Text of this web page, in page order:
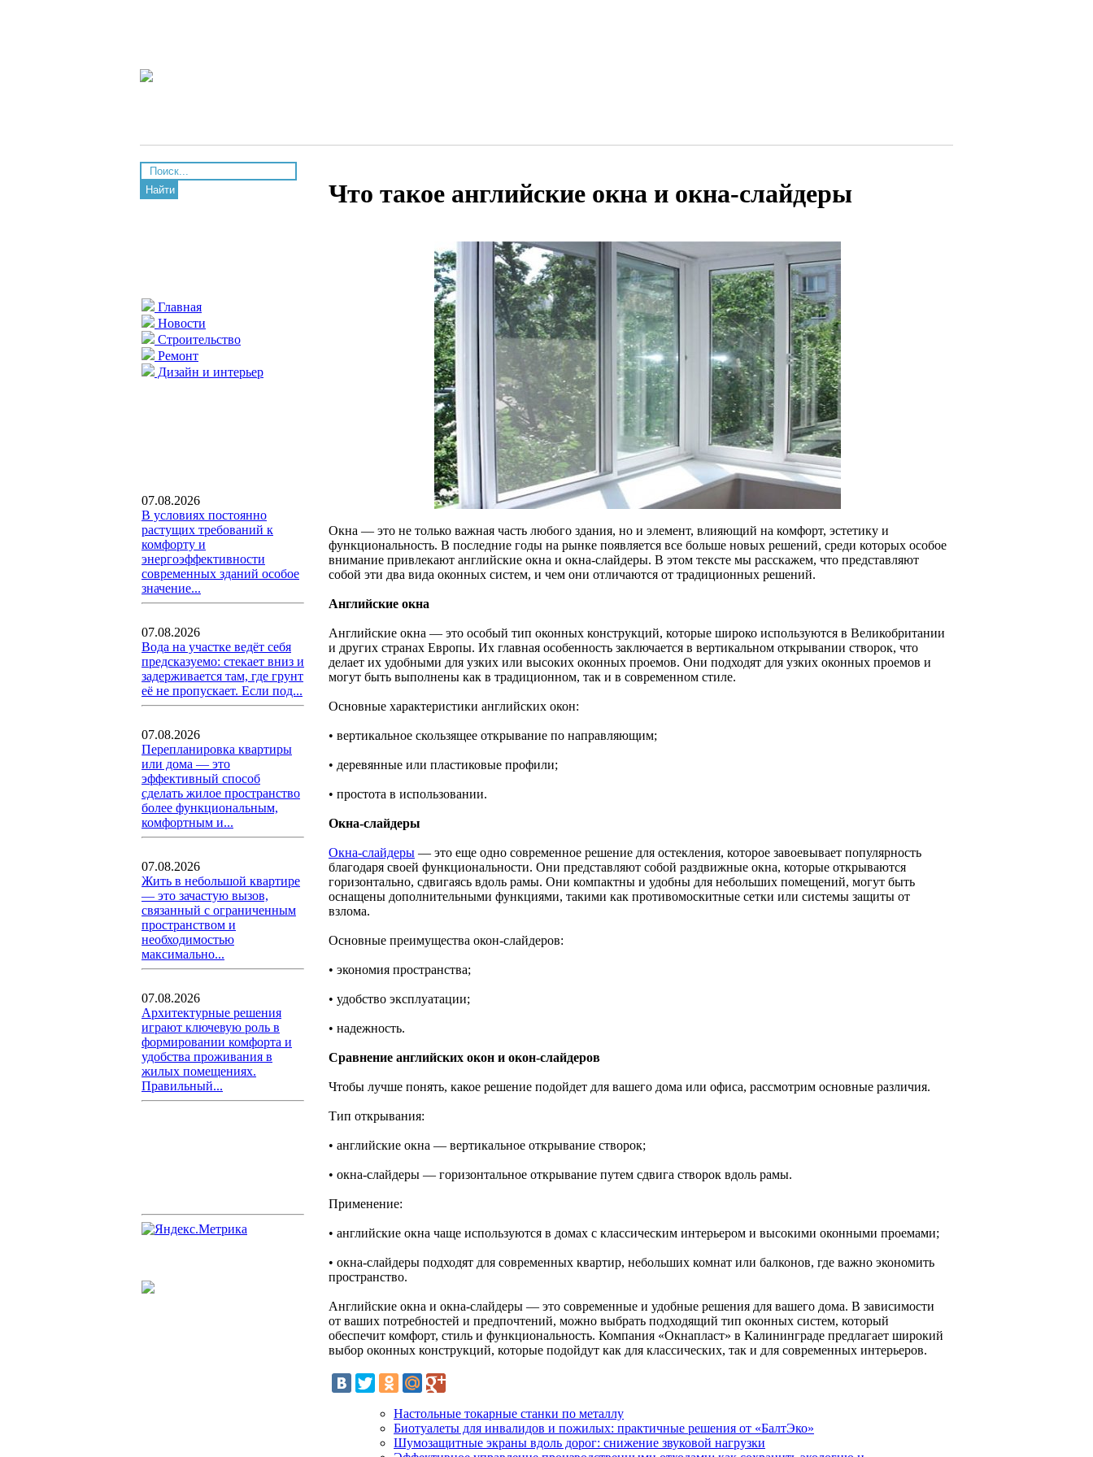
Найти
Главная
Новости
Строительство
Ремонт
Дизайн и интерьер
07.08.2026
В условиях постоянно
растущих требований к
комфорту и
энергоэффективности
современных зданий особое
значение...
07.08.2026
Вода на участке ведёт себя
предсказуемо: стекает вниз и
задерживается там, где грунт
её не пропускает. Если под...
07.08.2026
Перепланировка квартиры
или дома — это
эффективный способ
сделать жилое пространство
более функциональным,
комфортным и...
07.08.2026
Жить в небольшой квартире
— это зачастую вызов,
связанный с ограниченным
пространством и
необходимостью
максимально...
07.08.2026
Архитектурные решения
играют ключевую роль в
формировании комфорта и
удобства проживания в
жилых помещениях.
Правильный...
Что такое английские окна и окна-слайдеры
Окна — это не только важная часть любого здания, но и элемент, влияющий на комфорт, эстетику и
функциональность. В последние годы на рынке появляется все больше новых решений, среди которых особое
внимание привлекают английские окна и окна-слайдеры. В этом тексте мы расскажем, что представляют
собой эти два вида оконных систем, и чем они отличаются от традиционных решений.
Английские окна
Английские окна — это особый тип оконных конструкций, которые широко используются в Великобритании
и других странах Европы. Их главная особенность заключается в вертикальном открывании створок, что
делает их удобными для узких или высоких оконных проемов. Они подходят для узких оконных проемов и
могут быть выполнены как в традиционном, так и в современном стиле.
Основные характеристики английских окон:
• вертикальное скользящее открывание по направляющим;
• деревянные или пластиковые профили;
• простота в использовании.
Окна-слайдеры
Окна-слайдеры — это еще одно современное решение для остекления, которое завоевывает популярность
благодаря своей функциональности. Они представляют собой раздвижные окна, которые открываются
горизонтально, сдвигаясь вдоль рамы. Они компактны и удобны для небольших помещений, могут быть
оснащены дополнительными функциями, такими как противомоскитные сетки или системы защиты от
взлома.
Основные преимущества окон-слайдеров:
• экономия пространства;
• удобство эксплуатации;
• надежность.
Сравнение английских окон и окон-слайдеров
Чтобы лучше понять, какое решение подойдет для вашего дома или офиса, рассмотрим основные различия.
Тип открывания:
• английские окна — вертикальное открывание створок;
• окна-слайдеры — горизонтальное открывание путем сдвига створок вдоль рамы.
Применение:
• английские окна чаще используются в домах с классическим интерьером и высокими оконными проемами;
• окна-слайдеры подходят для современных квартир, небольших комнат или балконов, где важно экономить
пространство.
Английские окна и окна-слайдеры — это современные и удобные решения для вашего дома. В зависимости
от ваших потребностей и предпочтений, можно выбрать подходящий тип оконных систем, который
обеспечит комфорт, стиль и функциональность. Компания «Окнапласт» в Калининграде предлагает широкий
выбор оконных конструкций, которые подойдут как для классических, так и для современных интерьеров.
Настольные токарные станки по металлу
Биотуалеты для инвалидов и пожилых: практичные решения от «БалтЭко»
Шумозащитные экраны вдоль дорог: снижение звуковой нагрузки